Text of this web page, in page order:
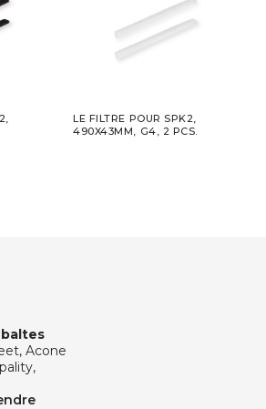
LE FILTRE POUR SPK2,
490X43MM, G4, 2 PCS.
Acone